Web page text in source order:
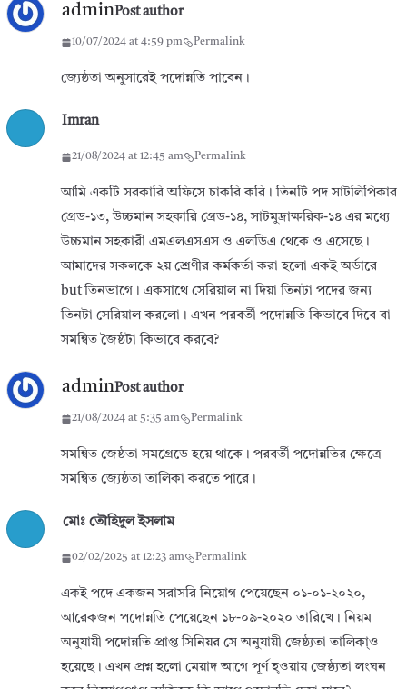
adminPost author
10/07/2024 at 4:59 pm Permalink
জ্যেষ্ঠতা অনুসারেই পদোন্নতি পাবেন।
Imran
21/08/2024 at 12:45 am Permalink
আমি একটি সরকারি অফিসে চাকরি করি। তিনটি পদ সাটলিপিকার
গ্রেড-১৩, উচ্চমান সহকারি গ্রেড-১৪, সাটমুদ্রাক্ষরিক-১৪ এর মধ্যে
উচ্চমান সহকারী এমএলএসএস ও এলডিএ থেকে ও এসেছে।
আমাদের সকলকে ২য় শ্রেণীর কর্মকর্তা করা হলো একই অর্ডারে
but তিনভাগে। একসাথে সেরিয়াল না দিয়া তিনটা পদের জন্য
তিনটা সেরিয়াল করলো। এখন পরবর্তী পদোন্নতি কিভাবে দিবে বা
সমন্বিত জৈষ্ঠটা কিভাবে করবে?
adminPost author
21/08/2024 at 5:35 am Permalink
সমন্বিত জেষ্ঠতা সমগ্রেডে হয়ে থাকে। পরবর্তী পদোন্নতির ক্ষেত্রে
সমন্বিত জ্যেষ্ঠতা তালিকা করতে পারে।
মোঃ তৌহিদুল ইসলাম
02/02/2025 at 12:23 am Permalink
একই পদে একজন সরাসরি নিয়োগ পেয়েছেন ০১-০১-২০২০,
আরেকজন পদোন্নতি পেয়েছেন ১৮-০৯-২০২০ তারিখে। নিয়ম
অনুযায়ী পদোন্নতি প্রাপ্ত সিনিয়র সে অনুযায়ী জেষ্ঠ্যতা তালিকা্ও
হয়েছে। এখন প্রশ্ন হলো মেয়াদ আগে পূর্ণ হ্ওয়ায় জেষ্ঠ্যতা লংঘন